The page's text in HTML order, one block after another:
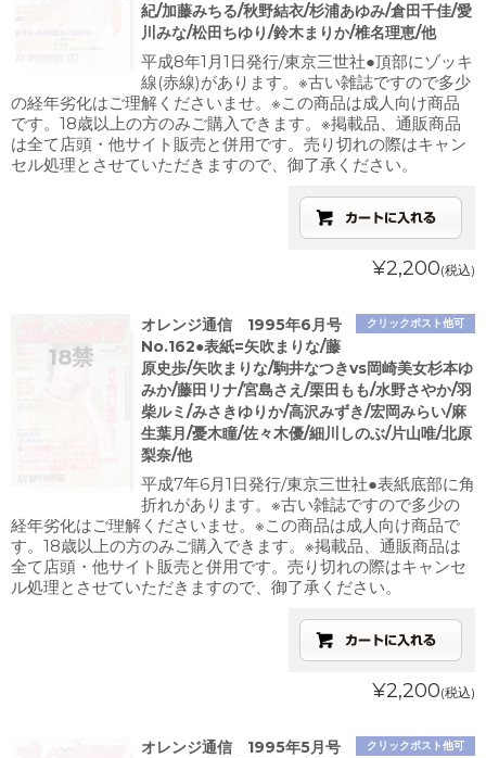
紀/加藤みちる/秋野結衣/杉浦あゆみ/倉田千佳/愛
川みな/松田ちゆり/鈴木まりか/椎名理恵/他
平成8年1月1日発行/東京三世社●頂部にゾッキ
線(赤線)があります。※古い雑誌ですので多少
の経年劣化はご理解くださいませ。※この商品は成人向け商品
です。18歳以上の方のみご購入できます。※掲載品、通販商品
は全て店頭・他サイト販売と併用です。売り切れの際はキャン
セル処理とさせていただきますので、御了承ください。
¥2,200(税込)
クリックポスト他可
オレンジ通信 1995年6月号
No.162●表紙=矢吹まりな/藤
原史歩/矢吹まりな/駒井なつきvs岡崎美女杉本ゆ
みか/藤田リナ/宮島さえ/栗田もも/水野さやか/羽
柴ルミ/みさきゆりか/高沢みずき/宏岡みらい/麻
生葉月/憂木瞳/佐々木優/細川しのぶ/片山唯/北原
梨奈/他
平成7年6月1日発行/東京三世社●表紙底部に角
折れがあります。※古い雑誌ですので多少の
経年劣化はご理解くださいませ。※この商品は成人向け商品で
す。18歳以上の方のみご購入できます。※掲載品、通販商品は
全て店頭・他サイト販売と併用です。売り切れの際はキャンセ
ル処理とさせていただきますので、御了承ください。
¥2,200(税込)
クリックポスト他可
オレンジ通信 1995年5月号